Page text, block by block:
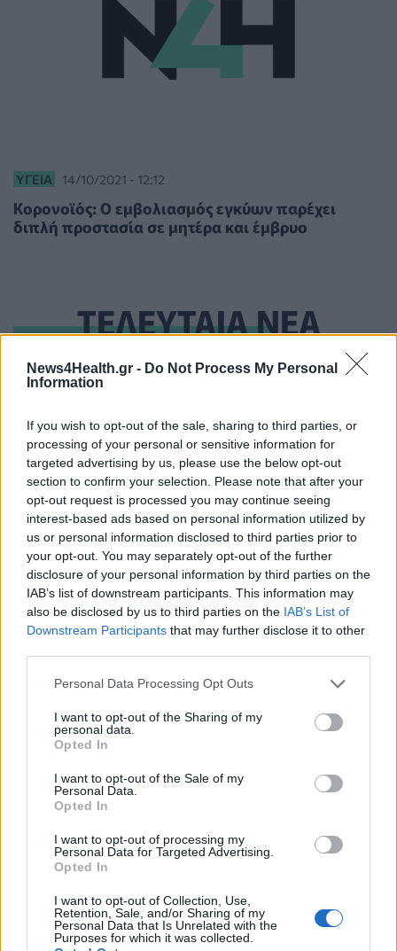
News4Health.gr - Do Not Process My Personal
Information
If you wish to opt-out of the sale, sharing to third parties, or
processing of your personal or sensitive information for
targeted advertising by us, please use the below opt-out
section to confirm your selection. Please note that after your
opt-out request is processed you may continue seeing
interest-based ads based on personal information utilized by
us or personal information disclosed to third parties prior to
your opt-out. You may separately opt-out of the further
disclosure of your personal information by third parties on the
IAB’s list of downstream participants. This information may
also be disclosed by us to third parties on the IAB’s List of
Downstream Participants that may further disclose it to other
Personal Data Processing Opt Outs
I want to opt-out of the Sharing of my
personal data.
Opted In
I want to opt-out of the Sale of my
Personal Data.
Opted In
I want to opt-out of processing my
Personal Data for Targeted Advertising.
Opted In
I want to opt-out of Collection, Use,
Retention, Sale, and/or Sharing of my
Personal Data that Is Unrelated with the
Purposes for which it was collected.
ΥΓΕΊΑ 14/10/2021 - 12:12
Κορονοϊός: Ο εμβολιασμός εγκύων παρέχει
διπλή προστασία σε μητέρα και έμβρυο
ΤΕΛΕΥΤΑΙΑ ΝΕΑ
ΕΕΣ: Τα μέτρα ασφαλείας που πρέπει να λάβουν οι
πληγέντες από τη φωτιά στη Δυτική Αττική
Καλοκαιρινές διακοπές με ασφάλεια και για τους
καρδιοπαθείς
HEALTH TALK 07/08/2026 - 20:58
ΕΚΕΑ: Δίνουμε αίμα ακόμα και στις διακοπές σε μία
από τις 96 υπηρεσίες της χώρας
ΥΓΕΊΑ 07/08/2026 - 20:24
Εθνική εκστρατεία ενημέρωσης για τη Νωτιαία Μυϊκή
Ατροφία: «Μιλάμε για την SMA… Πλέον Ξέρεις»
ΥΓΕΊΑ 07/08/2026 - 19:56
νοσοκομείο και «πράσινο φως» για το
ακτινοθεραπευτικό κέντρο
Σε κόκκινο συναγερμό για φωτιές Κρήτη, Βόρειο
ΕΠΙΚΑΙΡΌΤΗΤΑ 07/08/2026 - 18:37
για την απώλεια και το πένθος
ΨΥΧΙΚΉ ΥΓΕΊΑ 07/08/2026 - 18:11
ΔΗΜΟΦΙΛΗ
ΠΙΣ: Η διορισμένη από το Υπουργείο Υγείας
Διοικούσα Επιτροπή δεσμεύεται για νέες εκλογές